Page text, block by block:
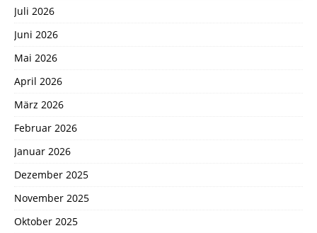
Juli 2026
Juni 2026
Mai 2026
April 2026
März 2026
Februar 2026
Januar 2026
Dezember 2025
November 2025
Oktober 2025